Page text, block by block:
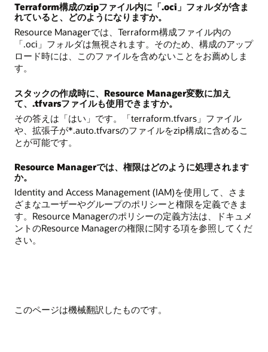
Terraform構成のzipファイル内に「.oci」フォルダが含ま
れていると、どのようになりますか。
Resource Managerでは、Terraform構成ファイル内の
「.oci」フォルダは無視されます。そのため、構成のアップ
ロード時には、このファイルを含めないことをお薦めしま
す。
スタックの作成時に、Resource Manager変数に加え
て、.tfvarsファイルも使用できますか。
その答えは「はい」です。「terraform.tfvars」ファイル
や、拡張子が*.auto.tfvarsのファイルをzip構成に含めるこ
とが可能です。
Resource Managerでは、権限はどのように処理されます
か。
Identity and Access Management (IAM)を使用して、さま
ざまなユーザーやグループのポリシーと権限を定義できま
す。Resource Managerのポリシーの定義方法は、ドキュメ
ントのResource Managerの権限に関する項を参照してくだ
さい。
このページは機械翻訳したものです。